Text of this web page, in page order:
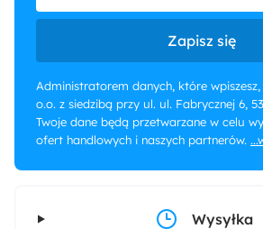
Zapisz się
Administratorem danych, które wpiszesz,
o.o. z siedzibą przy ul. ul. Fabrycznej 6,
Twoje dane będą przetwarzane w celu
ofert handlowych i naszych partnerów.
Wysyłka